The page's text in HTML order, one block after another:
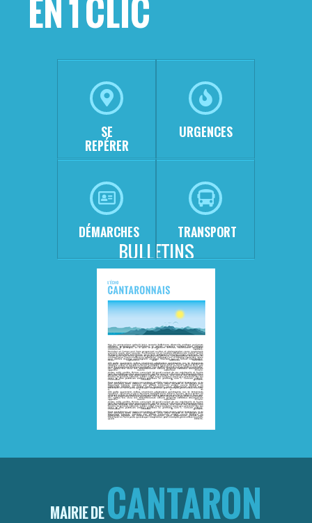
BULLETINS
EN 1 CLIC
SE
REPÉRER
URGENCES
DÉMARCHES TRANSPORT
MAIRIE DECANTARON